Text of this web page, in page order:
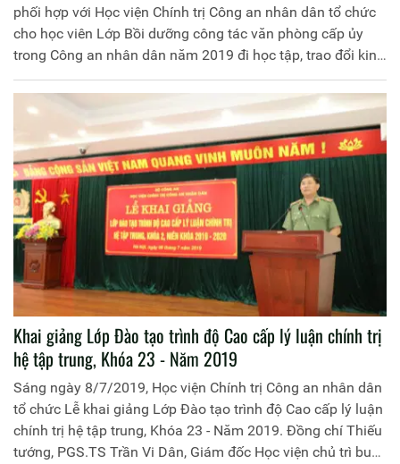
phối hợp với Học viện Chính trị Công an nhân dân tổ chức
cho học viên Lớp Bồi dưỡng công tác văn phòng cấp ủy
trong Công an nhân dân năm 2019 đi học tập, trao đổi kinh
nghiệm thực tế tại Công an tỉnh Hà Nam.
Khai giảng Lớp Đào tạo trình độ Cao cấp lý luận chính trị
hệ tập trung, Khóa 23 - Năm 2019
Sáng ngày 8/7/2019, Học viện Chính trị Công an nhân dân
tổ chức Lễ khai giảng Lớp Đào tạo trình độ Cao cấp lý luận
chính trị hệ tập trung, Khóa 23 - Năm 2019. Đồng chí Thiếu
tướng, PGS.TS Trần Vi Dân, Giám đốc Học viện chủ trì buổi